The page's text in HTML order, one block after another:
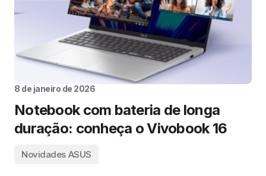
8 de janeiro de 2026
Notebook com bateria de longa
duração: conheça o Vivobook 16
Novidades ASUS